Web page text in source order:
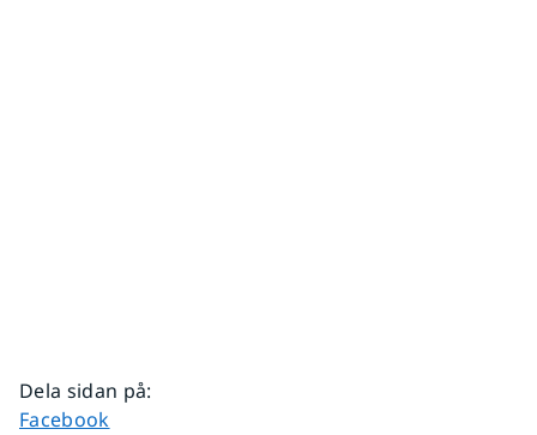
Dela sidan på:
Dela sidan på
Facebook